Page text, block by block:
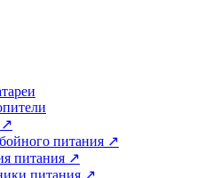
↗
питания ↗
питания ↗
питания ↗